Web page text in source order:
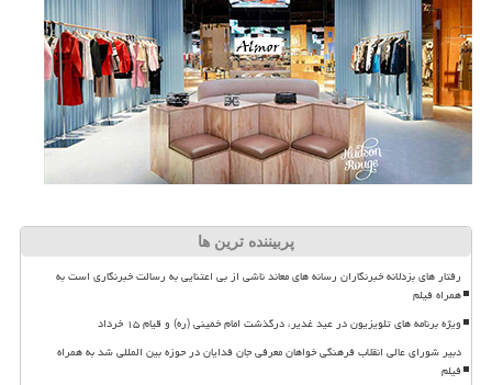
پربیننده ترین ها
رفتار های بزدلانه خبرنگاران رسانه های معاند ناشی از بی اعتنایی به رسالت خبرنگاری است به
همراه فیلم
ویژه برنامه های تلویزیون در عید غدیر، درگذشت امام خمینی (ره) و قیام ۱۵ خرداد
دبیر شورای عالی انقلاب فرهنگی خواهان معرفی جان فدایان در حوزه بین المللی شد به همراه
فیلم